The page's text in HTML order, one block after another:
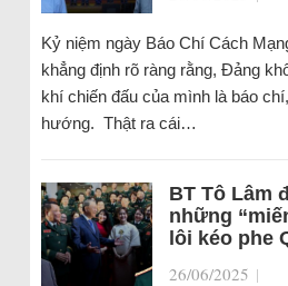
Kỷ niệm ngày Báo Chí Cách
khẳng định rõ ràng rằng, Đảng
khí chiến đấu của mình là báo
hướng. Thật ra cái…
BT Tô Lâm
những
lôi kéo phe
26/06/2025 |